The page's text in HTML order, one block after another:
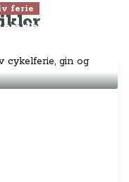
ferie
-